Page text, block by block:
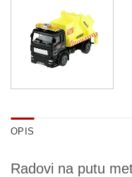
OPIS
Radovi na putu